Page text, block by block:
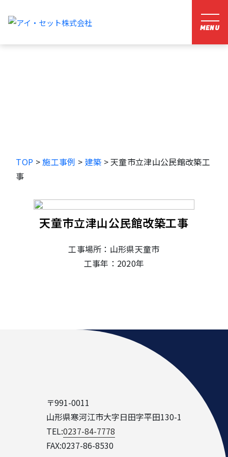
TOP >施工事例 > 建築 >天童市立津山公民館改築工
事
天童市立津山公民館改築工事
工事場所：山形県天童市
工事年：2020年
〒991-0011
山形県寒河江市大字日田字平田130-1
TEL:0237-84-7778
FAX:0237-86-8530